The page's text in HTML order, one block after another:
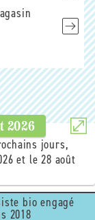
2026
jours,
et le 28 août
bio engagé
2018